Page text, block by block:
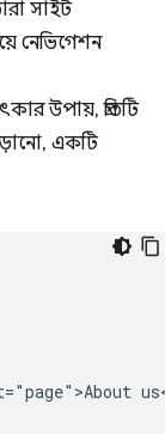
সাইট
নেভিগেশন
উপায়, প্রতিটি
একটি